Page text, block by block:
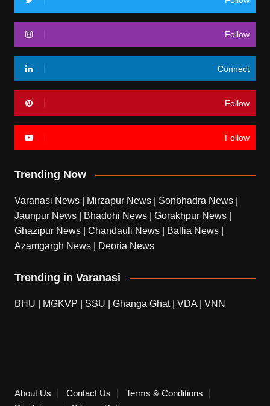
Follow
Connect
Follow
Follow
Trending Now
Varanasi News Mirzapur News Sonbhadra News
Jaunpur News
Bhadohi News Gorakhpur News
Ghazipur News
Chandauli News Ballia News
Azamgargh News
Deoria News
Trending in Varanasi
BHU MGKVP SSU Ghanga Ghat| VDA VNN
About Us Contact Us
Terms & Conditions